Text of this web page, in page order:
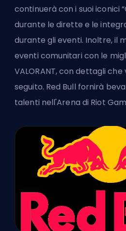
continuerà con i suoi iconici
durante le dirette e le
durante gli eventi. Inoltre, il
eventi comunitari con le
VALORANT, con dettagli
seguito. Red Bull fornirà
talenti nell'Arena di Riot